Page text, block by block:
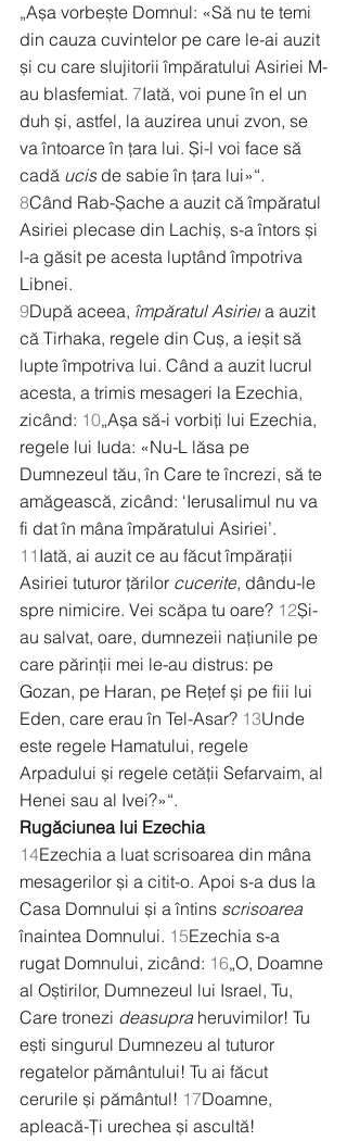
„Așa vorbește Domnul: «Să nu te temi
din cauza cuvintelor pe care le-ai auzit
și cu care slujitorii împăratului Asiriei M-
au blasfemiat. 7Iată, voi pune în el un
duh și, astfel, la auzirea unui zvon, se
va întoarce în țara lui. Și-l voi face să
cadă ucis de sabie în țara lui»“.
8Când Rab-Șache a auzit că împăratul
Asiriei plecase din Lachiș, s-a întors și
l-a găsit pe acesta luptând împotriva
Libnei.
9După aceea, împăratul Asiriei a auzit
că Tirhaka, regele din Cuș, a ieșit să
lupte împotriva lui. Când a auzit lucrul
acesta, a trimis mesageri la Ezechia,
zicând: 10„Așa să-i vorbiți lui Ezechia,
regele lui Iuda: «Nu-L lăsa pe
Dumnezeul tău, în Care te încrezi, să te
amăgească, zicând: ‘Ierusalimul nu va
fi dat în mâna împăratului Asiriei’.
11 Iată, ai auzit ce au făcut împărații
Asiriei tuturor țărilor cucerite, dându-le
spre nimicire. Vei scăpa tu oare? 12Și-
au salvat, oare, dumnezeii națiunile pe
care părinții mei le-au distrus: pe
Gozan, pe Haran, pe Rețef și pe fiii lui
Eden, care erau în Tel-Asar? 13Unde
este regele Hamatului, regele
Arpadului și regele cetății Sefarvaim, al
Henei sau al Ivei?»“.
Rugăciunea lui Ezechia
14Ezechia a luat scrisoarea din mâna
mesagerilor și a citit-o. Apoi s-a dus la
Casa Domnului și a întins scrisoarea
înaintea Domnului. 15Ezechia s-a
rugat Domnului, zicând: 16„O, Doamne
al Oștirilor, Dumnezeul lui Israel, Tu,
Care tronezi deasupra heruvimilor! Tu
ești singurul Dumnezeu al tuturor
regatelor pământului! Tu ai făcut
cerurile și pământul! 17Doamne,
apleacă-Ți urechea și ascultă!